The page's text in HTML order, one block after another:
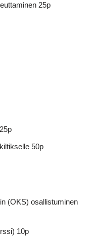
25p
50p
(OKS) osallistuminen
10p